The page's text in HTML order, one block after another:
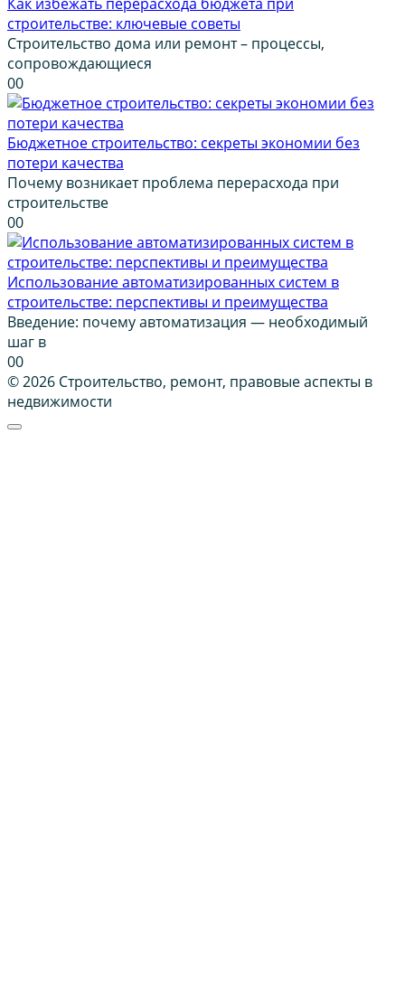
строительстве: ключевые советы
Строительство дома или ремонт – процессы,
сопровождающиеся
00
Бюджетное строительство: секреты экономии без
потери качества
Почему возникает проблема перерасхода при
строительстве
00
Использование автоматизированных систем в
строительстве: перспективы и преимущества
Введение: почему автоматизация — необходимый
шаг в
00
© 2026 Строительство, ремонт, правовые аспекты в
недвижимости